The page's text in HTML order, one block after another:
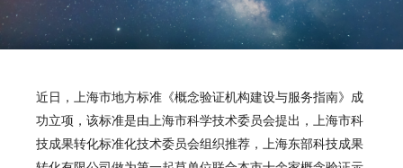
近日， 上海市地方标准《概念验证机构建设与服务指南》 成
功立项，该标准是由上海市科学技术委员会提出， 上海市科
技成果转化标准化技术委员会组织推荐，上海东部科技成果